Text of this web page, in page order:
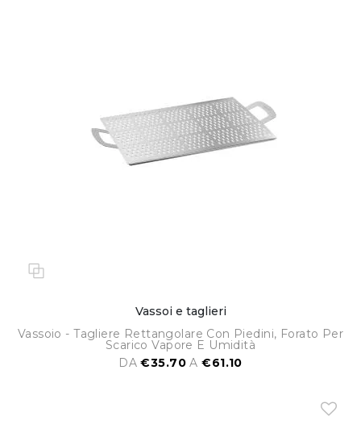
Vassoi e taglieri
Vassoio - Tagliere Rettangolare Con Piedini, Forato Per
Scarico Vapore E Umidità
DA€35.70A€61.10